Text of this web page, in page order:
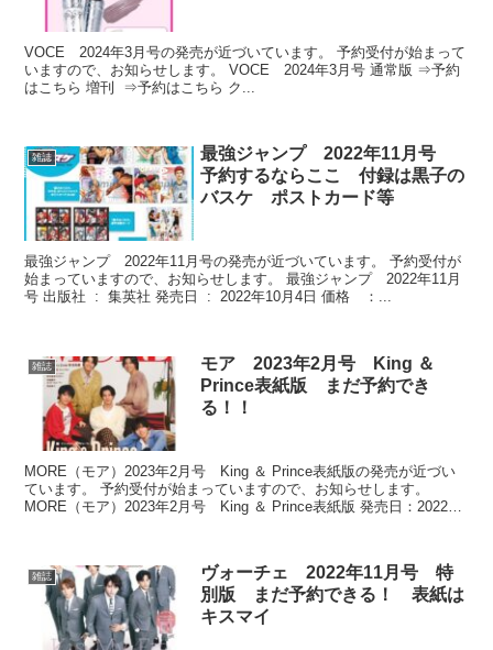
VOCE 2024年3月号の発売が近づいています。 予約受付が始まって
いますので、お知らせします。 VOCE 2024年3月号 通常版 ⇒予約
はこちら 増刊 ⇒予約はこちら ク...
雑誌
最強ジャンプ 2022年11月号
予約するならここ 付録は黒子の
バスケ ポストカード等
最強ジャンプ 2022年11月号の発売が近づいています。 予約受付が
始まっていますので、お知らせします。 最強ジャンプ 2022年11月
号 出版社 ‏ : ‎ 集英社 発売日 ‏ : ‎ 2022年10月4日 価格 ：...
雑誌
モア 2023年2月号 King ＆
Prince表紙版 まだ予約でき
る！！
MORE（モア）2023年2月号 King ＆ Prince表紙版の発売が近づい
ています。 予約受付が始まっていますので、お知らせします。
MORE（モア）2023年2月号 King ＆ Prince表紙版 発売日：2022
雑誌
ヴォーチェ 2022年11月号 特
別版 まだ予約できる！ 表紙は
キスマイ